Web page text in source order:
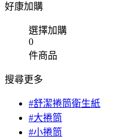
好康加購
選擇加購
0
件商品
搜尋更多
#舒潔捲筒衛生紙
#大捲筒
#小捲筒